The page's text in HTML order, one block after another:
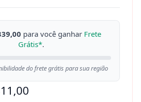
para você ganhar Frete
Grátis*.
do frete grátis para sua região
11,00